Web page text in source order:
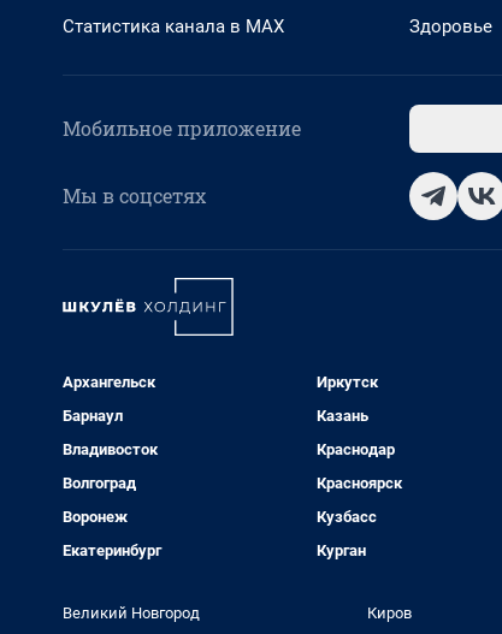
Статистика канала в MAX
Здоровье
Мобильное приложение
Мы в соцсетях
Архангельск
Барнаул
Владивосток
Волгоград
Воронеж
Екатеринбург
Иркутск
Казань
Краснодар
Красноярск
Кузбасс
Курган
Великий Новгород Киров